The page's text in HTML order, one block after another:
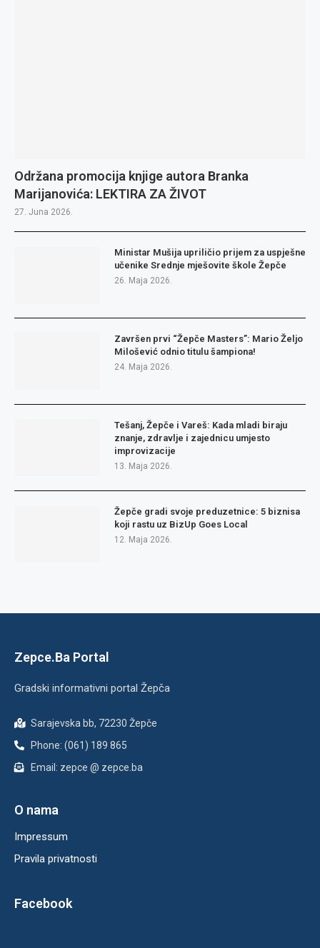
Održana promocija knjige autora Branka
Marijanovića: LEKTIRA ZA ŽIVOT
27. Juna 2026.
Ministar Mušija upriličio prijem za uspješne
učenike Srednje mješovite škole Žepče
26. Maja 2026.
Završen prvi “Žepče Masters”: Mario Željo
Milošević odnio titulu šampiona!
24. Maja 2026.
Tešanj, Žepče i Vareš: Kada mladi biraju
znanje, zdravlje i zajednicu umjesto
improvizacije
13. Maja 2026.
Žepče gradi svoje preduzetnice: 5 biznisa
koji rastu uz BizUp Goes Local
12. Maja 2026.
Zepce.Ba Portal
Gradski informativni portal Žepča
Sarajevska bb, 72230 Žepče
Phone: (061) 189 865
Email: zepce @ zepce.ba
O nama
Impressum
Pravila privatnosti
Facebook